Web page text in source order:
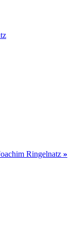
Ringelnatz »